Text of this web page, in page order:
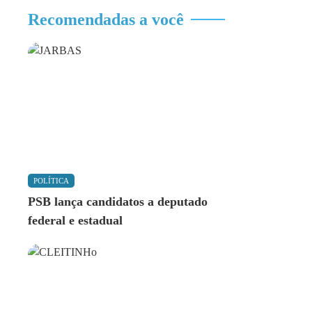
Recomendadas a você
POLÍTICA
PSB lança candidatos a deputado
federal e estadual